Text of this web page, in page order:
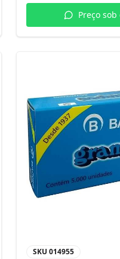
Preço
SKU 014955